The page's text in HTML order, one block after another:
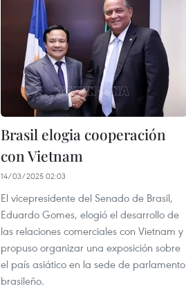
Brasil elogia cooperación
con Vietnam
14/03/2025 02:03
El vicepresidente del Senado de Brasil,
Eduardo Gomes, elogió el desarrollo de
las relaciones comerciales con Vietnam y
propuso organizar una exposición sobre
el país asiático en la sede de parlamento
brasileño.